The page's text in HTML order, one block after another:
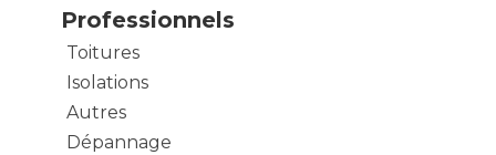
Professionnels
Toitures
Isolations
Autres
Dépannage